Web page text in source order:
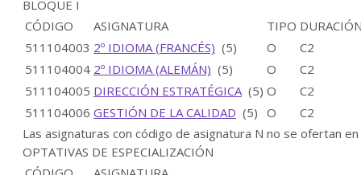
BLOQUE I
CÓDIGO
ASIGNATURA TIPO
511104003 2º IDIOMA (FRANCÉS) (5) O
C2
511104004 2º IDIOMA (ALEMÁN) (5) O
C2
511104005 DIRECCIÓN ESTRATÉGICA(5) O
C2
511104006 GESTIÓN DE LA CALIDAD (5) O
C2
Las asignaturas con código de asignatura N no se ofertan
OPTATIVAS DE ESPECIALIZACIÓN